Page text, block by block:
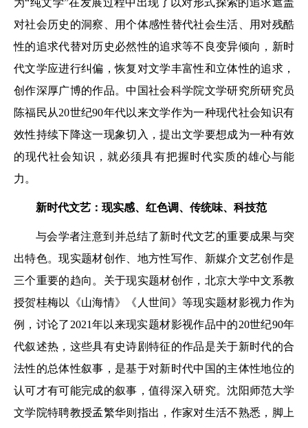
为“纯文学”在发展过程中出现了以对形式探索的追求遮盖
对社会历史的洞察、用个体感性替代社会生活、用对残酷
性的追求代替对历史必然性的追求等不良变异倾向，新时
代文学应进行纠偏，恢复对文学丰富性和立体性的追求，
创作深厚广博的作品。中国社会科学院文学研究所研究员
陈福民从20世纪90年代以来文学作为一种现代社会知识有
效性持续下降这一现象切入，提出文学要想成为一种有效
的现代社会知识，就必须具有把握时代实质的雄心与能
力。
新时代文艺：现实感、红色调、传统味、科技范
与会学者注意到并总结了新时代文艺的重要成果与突
出特色。现实题材创作、地方性写作、新媒介文艺创作是
三个重要的趋向。关于现实题材创作，北京大学中文系教
授贺桂梅以《山海情》《人世间》等现实题材影视力作为
例，讨论了2021年以来现实题材影视作品中的20世纪90年
代叙述热，这些具有史诗剧特征的作品是关于新时代的合
法性的总体性叙事，是基于对新时代中国的主体性地位的
认可才有可能完成的叙事，值得深入研究。沈阳师范大学
文学院特聘教授孟繁华则指出，作家对生活不熟悉，脚上